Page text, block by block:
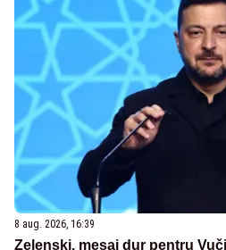
8 aug. 2026, 16:39
Zelenski, mesaj dur pentru